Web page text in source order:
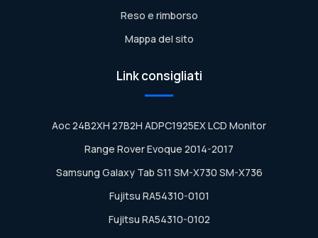
Reso e rimborso
Mappa del sito
Link consigliati
Aoc 24B2XH 27B2H ADPC1925EX LCD Monitor
Range Rover Evoque 2014-2017
Samsung Galaxy Tab S11 SM-X730 SM-X736
Fujitsu RA54310-0101
Fujitsu RA54310-0102